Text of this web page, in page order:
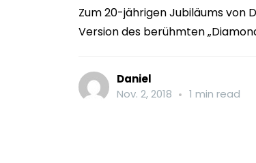
Zum 20-jährigen Jubiläums von
Version des berühmten
Daniel
Nov. 2, 2018
1 min read